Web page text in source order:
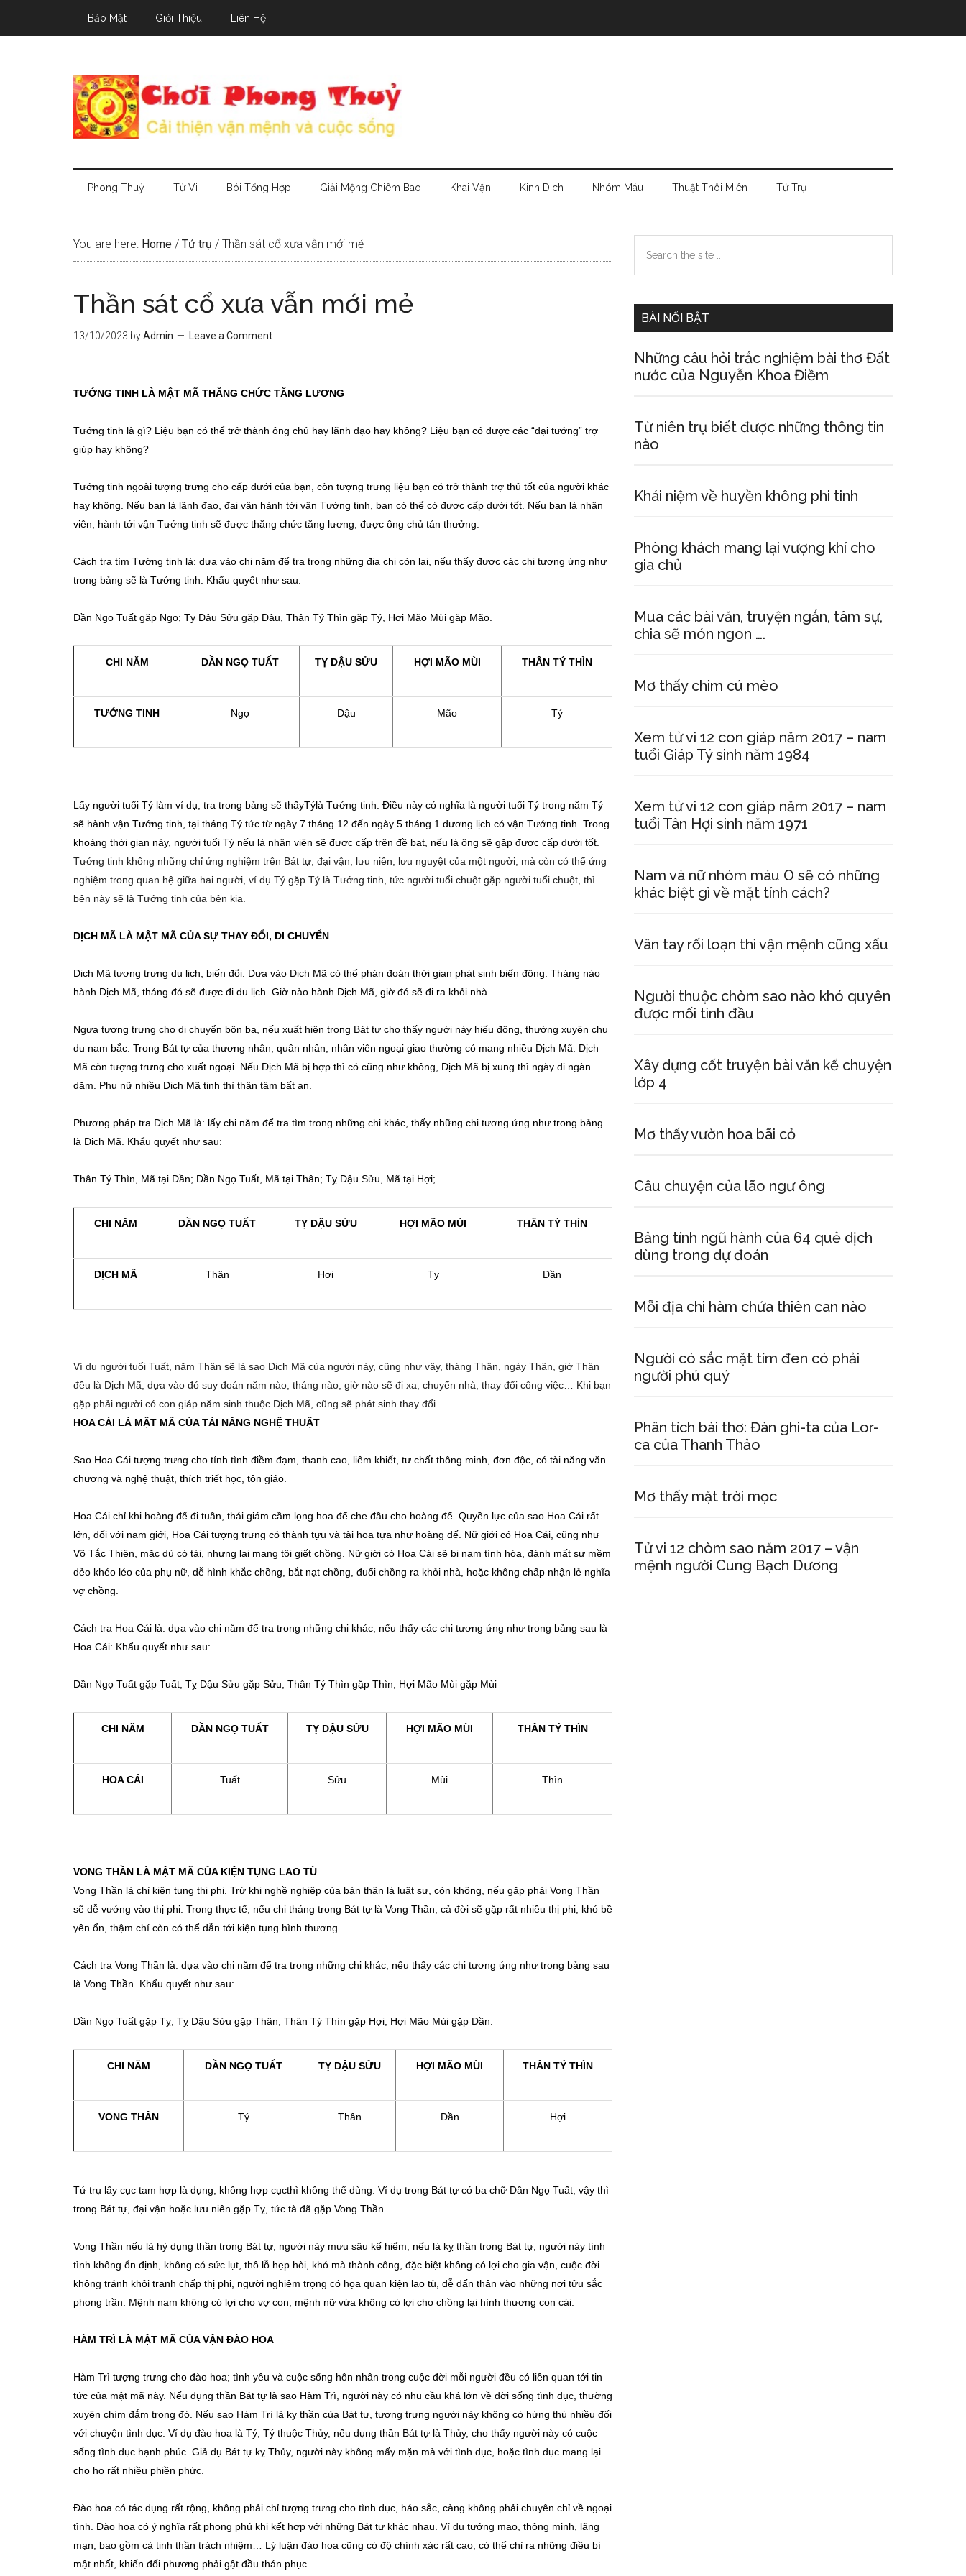
Bảo Mật Giới Thiệu Liên Hệ
Phong Thuỷ Tử Vi Bói Tổng Hợp Giải Mộng Chiêm Bao Khai Vận Kinh Dịch Nhóm Máu Thuật Thôi Miên Tứ Trụ
You are here: Home / Tứ trụ / Thần sát cổ xưa vẫn mới mẻ
Thần sát cổ xưa vẫn mới mẻ
13/10/2023 byAdmin Leave a Comment
TƯỚNG TINH LÀ MẬT MÃ THĂNG CHỨC TĂNG LƯƠNG
Tướng tinh là gì? Liệu bạn có thể trở thành ông chủ hay lãnh đạo hay không? Liệu bạn có được các “đại tướng” trợ
giúp hay không?
Tướng tinh ngoài tượng trưng cho cấp dưới của bạn, còn tượng trưng liệu bạn có trở thành trợ thủ tốt của người khác
hay không. Nếu bạn là lãnh đạo, đại vận hành tới vận Tướng tinh, bạn có thể có được cấp dưới tốt. Nếu bạn là nhân
viên, hành tới vận Tướng tinh sẽ được thăng chức tăng lương, được ông chủ tán thưởng.
Cách tra tìm Tướng tinh là: dựạ vào chi năm để tra trong những địa chi còn lại, nếu thấy được các chi tương ứng như
trong bảng sẽ là Tướng tinh. Khẩu quyết như sau:
Dần Ngọ Tuất gặp Ngọ; Tỵ Dậu Sửu gặp Dậu, Thân Tý Thìn gặp Tý, Hợi Mão Mùi gặp Mão.
CHI NĂM DẦN NGỌ TUẤT TỴ DẬU SỬU HỢI MÃO MÙI THÂN TÝ THÌN
TƯỚNG TINH Ngọ Dậu Mão Tý
Lấy người tuổi Tý làm ví dụ, tra trong bảng sẽ thấyTýlà Tướng tinh. Điều này có nghĩa là người tuổi Tý trong năm Tý
sẽ hành vận Tướng tinh, tại tháng Tý tức từ ngày 7 tháng 12 đến ngày 5 tháng 1 dương lịch có vận Tướng tinh. Trong
khoảng thời gian này, người tuổi Tý nếu là nhân viên sẽ được cấp trên đề bạt, nếu là ông sẽ gặp được cấp dưới tốt.
Tướng tinh không những chỉ ứng nghiệm trên Bát tự, đại vận, lưu niên, lưu nguyệt của một người, mà còn có thể ứng
nghiệm trong quan hệ giữa hai người, ví dụ Tý gặp Tý là Tướng tinh, tức người tuổi chuột gặp người tuổi chuột, thì
bên này sẽ là Tướng tinh của bên kia.
DỊCH MÃ LÀ MẬT MÃ CỦA SỰ THAY ĐỔI, DI CHUYỂN
Dịch Mã tượng trưng du lịch, biến đổi. Dựa vào Dịch Mã có thể phán đoán thời gian phát sinh biến động. Tháng nào
hành Dịch Mã, tháng đó sẽ được đi du lịch. Giờ nào hành Dịch Mã, giờ đó sẽ đi ra khỏi nhà.
Ngựa tượng trưng cho di chuyển bôn ba, nếu xuất hiện trong Bát tự cho thấy người này hiếu động, thường xuyên chu
du nam bắc. Trong Bát tự của thương nhân, quân nhân, nhân viên ngoại giao thường có mang nhiều Dịch Mã. Dịch
Mã còn tượng trưng cho xuất ngoại. Nếu Dịch Mã bị hợp thì có cũng như không, Dịch Mã bị xung thì ngày đi ngàn
dặm. Phụ nữ nhiều Dịch Mã tinh thì thân tâm bất an.
Phương pháp tra Dịch Mã là: lấy chi năm để tra tìm trong những chi khác, thấy những chi tương ứng như trong bảng
là Dịch Mã. Khẩu quyết như sau:
Thân Tý Thìn, Mã tại Dần; Dần Ngọ Tuất, Mã tại Thân; Tỵ Dậu Sửu, Mã tại Hợi;
CHI NĂM DẦN NGỌ TUẤT TỴ DẬU SỬU HỢI MÃO MÙI THÂN TÝ THÌN
DỊCH MÃ Thân Hợi Tỵ Dần
Ví dụ người tuổi Tuất, năm Thân sẽ là sao Dịch Mã của người này, cũng như vậy, tháng Thân, ngày Thân, giờ Thân
đều là Dịch Mã, dựa vào đó suy đoán năm nào, tháng nào, giờ nào sẽ đi xa, chuyển nhà, thay đổi công việc… Khi bạn
gặp phải người có con giáp năm sinh thuộc Dịch Mã, cũng sẽ phát sinh thay đổi.
HOA CÁI LÀ MẬT MÃ CÙA TÀI NĂNG NGHỆ THUẬT
Sao Hoa Cái tượng trưng cho tính tình điềm đạm, thanh cao, liêm khiết, tư chất thông minh, đơn độc, có tài năng văn
chương và nghệ thuật, thích triết học, tôn giáo.
Hoa Cái chỉ khi hoàng đế đi tuần, thái giám cầm lọng hoa để che đầu cho hoàng đế. Quyền lực của sao Hoa Cái rất
lớn, đối với nam giới, Hoa Cái tượng trưng có thành tựu và tài hoa tựa như hoàng đế. Nữ giới có Hoa Cái, cũng như
Võ Tắc Thiên, mặc dù có tài, nhưng lại mang tội giết chồng. Nữ giới có Hoa Cái sẽ bị nam tính hóa, đánh mất sự mềm
dẻo khéo léo của phụ nữ, dễ hình khắc chồng, bắt nạt chồng, đuổi chồng ra khỏi nhà, hoặc không chấp nhận lẻ nghĩa
vợ chồng.
Cách tra Hoa Cái là: dựa vào chi năm để tra trong những chi khác, nếu thấy các chi tương ứng như trong bảng sau là
Hoa Cái: Khẩu quyết như sau:
Dần Ngọ Tuất gặp Tuất; Tỵ Dậu Sửu gặp Sửu; Thân Tý Thìn gặp Thìn, Hợi Mão Mùi gặp Mùi
CHI NĂM DẦN NGỌ TUẤT TỴ DẬU SỬU HỢI MÃO MÙI THÂN TÝ THÌN
HOA CÁI Tuất Sửu Mùi Thìn
VONG THẦN LÀ MẬT MÃ CỦA KIỆN TỤNG LAO TÙ
Vong Thần là chỉ kiện tụng thị phi. Trừ khi nghề nghiệp của bản thân là luật sư, còn không, nếu gặp phải Vong Thần
sẽ dễ vướng vào thị phi. Trong thực tế, nếu chi tháng trong Bát tự là Vong Thần, cả đời sẽ gặp rất nhiều thị phi, khó bề
yên ổn, thậm chí còn có thể dẫn tới kiện tụng hình thương.
Cách tra Vong Thần là: dựa vào chi năm để tra trong những chi khác, nếu thấy các chi tương ứng như trong bảng sau
là Vong Thần. Khẩu quyết như sau:
Dần Ngọ Tuất gặp Tỵ; Tỵ Dậu Sửu gặp Thân; Thân Tý Thìn gặp Hợi; Hợi Mão Mùi gặp Dần.
CHI NĂM DẦN NGỌ TUẤT TỴ DẬU SỬU HỢI MÃO MÙI THÂN TÝ THÌN
VONG THÂN Tý Thân Dần Hợi
Tứ trụ lấy cục tam hợp là dụng, không hợp cụcthì không thể dùng. Ví dụ trong Bát tự có ba chữ Dần Ngọ Tuất, vậy thì
trong Bát tự, đại vận hoặc lưu niên gặp Tỵ, tức tà đã gặp Vong Thần.
Vong Thần nếu là hỷ dụng thần trong Bát tự, người này mưu sâu kế hiểm; nếu là kỵ thần trong Bát tự, người này tính
tình không ổn định, không có sức lụt, thô lỗ hẹp hòi, khó mà thành công, đặc biệt không có lợi cho gia vận, cuộc đời
không tránh khỏi tranh chấp thị phi, người nghiêm trọng có họa quan kiện lao tù, dễ dấn thân vào những nơi tửu sắc
phong trần. Mệnh nam không có lợi cho vợ con, mệnh nữ vừa không có lợi cho chồng lại hình thương con cái.
HÀM TRÌ LÀ MẬT MÃ CỦA VẬN ĐÀO HOA
Hàm Trì tượng trưng cho đào hoa; tình yêu và cuộc sống hôn nhân trong cuộc đời mỗi người đều có liền quan tới tin
tức của mật mã này. Nếu dụng thần Bát tự là sao Hàm Trì, người này có nhu cầu khá lớn về đời sống tình dục, thường
xuyên chìm đắm trong đó. Nếu sao Hàm Trì là kỵ thần của Bát tự, tượng trưng người này không có hứng thú nhiều đối
với chuyện tình dục. Ví dụ đào hoa là Tý, Tý thuộc Thủy, nếu dụng thần Bát tự là Thủy, cho thấy người này có cuộc
sống tình dục hạnh phúc. Giả dụ Bát tự kỵ Thủy, người này không mấy mặn mà với tình dục, hoặc tình dục mang lại
cho họ rất nhiều phiền phức.
Đào hoa có tác dụng rất rộng, không phải chỉ tượng trưng cho tình dục, háo sắc, càng không phải chuyên chỉ về ngoại
tình. Đào hoa có ý nghĩa rất phong phú khi kết hợp với những Bát tự khác nhau. Ví dụ tướng mạo, thông minh, lãng
mạn, bao gồm cả tinh thần trách nhiệm… Lý luận đào hoa cũng có độ chính xác rất cao, có thể chỉ ra những điều bí
mật nhất, khiến đối phương phải gật đầu thán phục.
Primary
Sidebar
the
BÀI NỔI BẬT
Những câu hỏi trắc nghiệm bài thơ Đất
nước của Nguyễn Khoa Điềm
Từ niên trụ biết được những thông tin
nào
Khái niệm về huyền không phi tinh
Phòng khách mang lại vượng khí cho
gia chủ
Mua các bài văn, truyện ngắn, tâm sự,
chia sẽ món ngon ….
Mơ thấy chim cú mèo
Xem tử vi 12 con giáp năm 2017 – nam
tuổi Giáp Tý sinh năm 1984
Xem tử vi 12 con giáp năm 2017 – nam
tuổi Tân Hợi sinh năm 1971
Nam và nữ nhóm máu O sẽ có những
khác biệt gì về mặt tính cách?
Vân tay rối loạn thì vận mệnh cũng xấu
Người thuộc chòm sao nào khó quyên
được mối tình đầu
Xây dựng cốt truyện bài văn kể chuyện
lớp 4
Mơ thấy vườn hoa bãi cỏ
Câu chuyện của lão ngư ông
Bảng tính ngũ hành của 64 quẻ dịch
dùng trong dự đoán
Mỗi địa chi hàm chứa thiên can nào
Người có sắc mặt tím đen có phải
người phú quý
Phân tích bài thơ: Đàn ghi-ta của Lor-
ca của Thanh Thảo
Mơ thấy mặt trời mọc
Tử vi 12 chòm sao năm 2017 – vận
mệnh người Cung Bạch Dương